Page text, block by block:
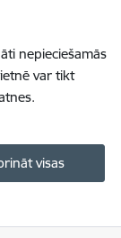
nepieciešamās
var tikt
visas